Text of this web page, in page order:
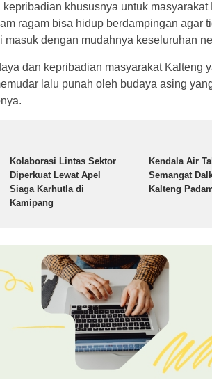
khususnya untuk masyarakat
ragam bisa hidup berdampingan agar
dengan mudahnya keseluruhan
dan kepribadian masyarakat Kalteng
lalu punah oleh budaya asing
Kolaborasi Lintas Sektor
Diperkuat Lewat Apel
Siaga Karhutla di
Kamipang
Kendala Air
Semangat
Kalteng